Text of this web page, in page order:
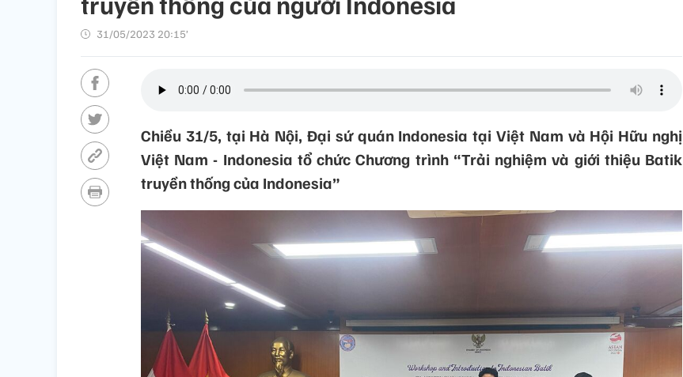
31/05/2023 20:15’
Chiều 31/5, tại Hà Nội, Đại sứ quán Indonesia tại Việt Nam và Hội Hữu nghị
Việt Nam - Indonesia tổ chức Chương trình “Trải nghiệm và giới thiệu Batik
truyền thống của Indonesia”